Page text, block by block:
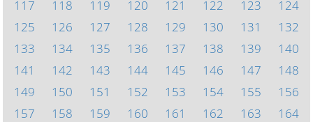
117
118 119 120 121 122 123
124
125
126 127 128 129 130 131
132
133
134 135 136 137 138 139
140
141
142 143 144 145 146 147
148
149
150 151 152 153 154 155
156
157
158 159 160 161 162 163
164